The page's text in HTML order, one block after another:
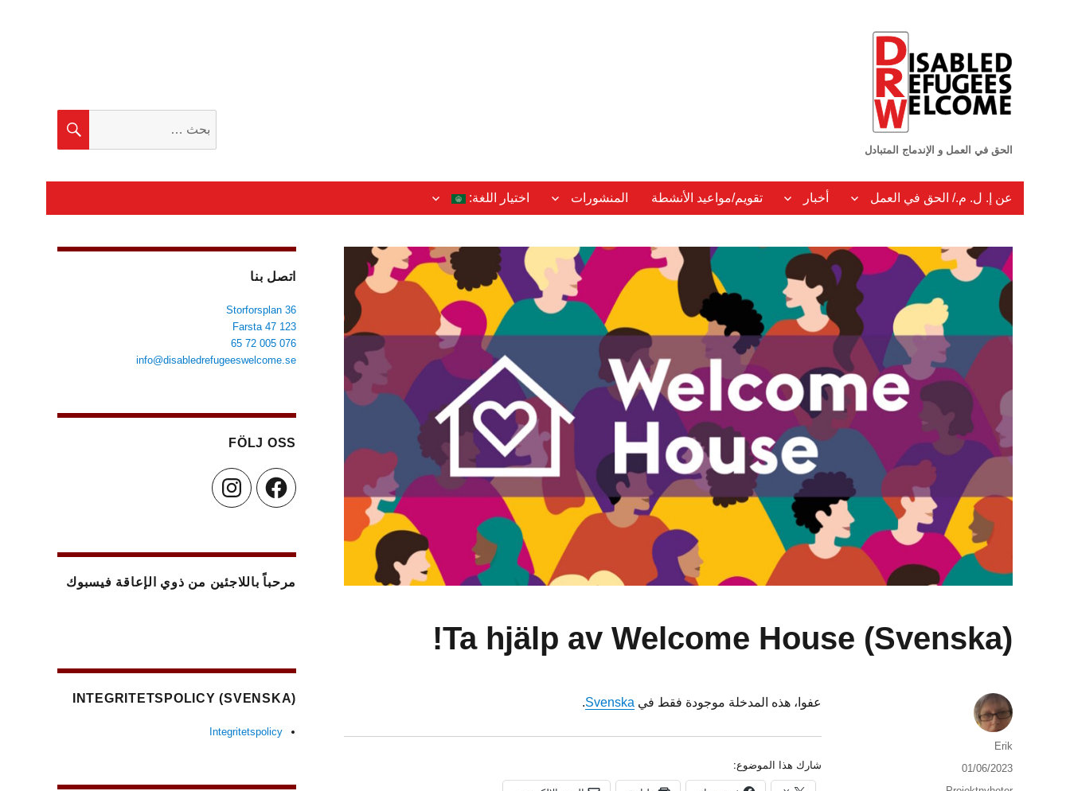
الحق في العمل و الإندماج المتبادل
عن إ. ل. م./ الحق في العمل أخبار تقويم/مواعيد الأنشطة المنشورات اختيار اللغة:
(Svenska) Ta hjälp av Welcome House!
عفوا، هذه المدخلة موجودة فقط في Svenska
.
شارك هذا الموضوع:
الكاتب
Erik
نُشرت
01/06/2023
اتصل بنا
Storforsplan 36
123 47 Farsta
076 005 72 65
info@disabledrefugeeswelcome.se
FÖLJ OSS
Facebook
Instagram
مرحباً باللاجئين من ذوي الإعاقة فيسبوك
(SVENSKA) INTEGRITETSPOLICY
Integritetspolicy